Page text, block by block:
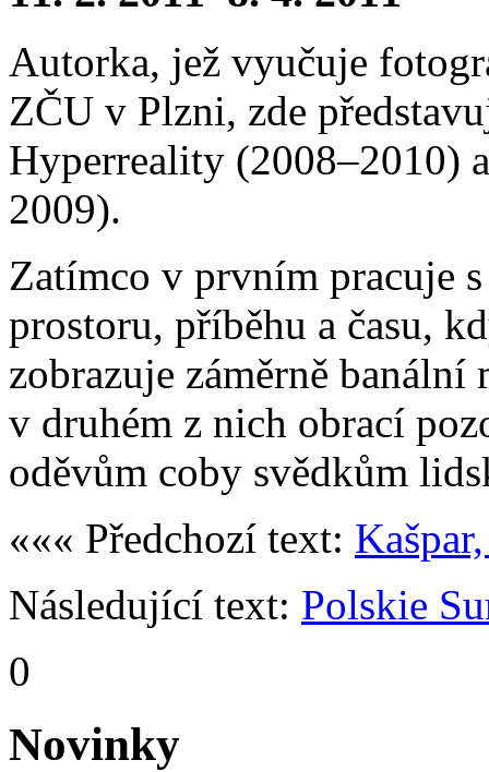
Autorka, jež vyučuje
ZČU v Plzni, zde
Hyperreality (2008–2010)
2009).
Zatímco v prvním pracuje
prostoru, příběhu a času,
zobrazuje záměrně banální
v druhém z nich obrací
oděvům coby svědkům
««« Předchozí text:
Následující text: Polskie
0
Novinky